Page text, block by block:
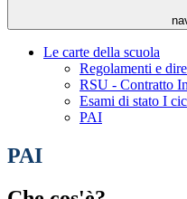
Le carte della scuola
Regolamenti e
RSU - Contratto
Esami di stato I
PAI
PAI